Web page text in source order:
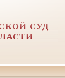
СУД